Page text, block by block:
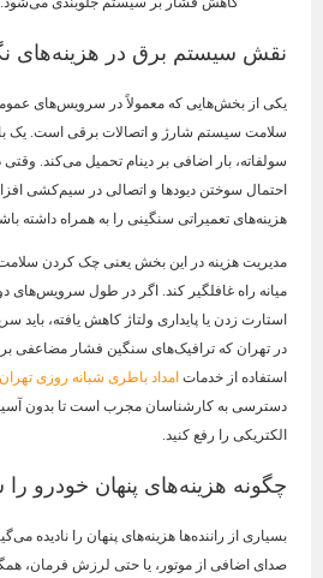
نقش سیستم برق در هزینه‌های
یکی از بخش‌هایی که معمولاً در سرویس‌های
سلامت سیستم شارژ و اتصالات برقی است. یک
سولفاته، بار اضافی بر دینام تحمیل می‌کند. وقتی
احتمال سوختن دیودها و اتصالی در سیم‌کشی
هزینه‌های تعمیراتی سنگینی را به همراه داشته
مدیریت هزینه در این بخش یعنی چک کردن سلامت
میانه راه غافلگیر کند. اگر در طول سرویس‌های
استارت زدن یا پایداری ولتاژ کاهش یافته، باید
در تهران که ترافیک‌های سنگین فشار مضاعفی
استفاده از خدمات امداد باطری شبانه روزی تهران
دسترسی به کارشناسان مجرب است تا بدون
الکتریکی را رفع کنید.
چگونه هزینه‌های پنهان خودرو را
بسیاری از راننده‌ها هزینه‌های پنهان را نادیده
صدای اضافی از موتور، یا حتی لرزش فرمان،